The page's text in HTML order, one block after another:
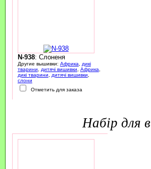
N-938: Слоненя
Другие вышивки: Африка, дикі
тварини, дитячі вишивки, Африка,
дикі тварини, дитячі вишивки,
слони
Отметить для заказа
набір